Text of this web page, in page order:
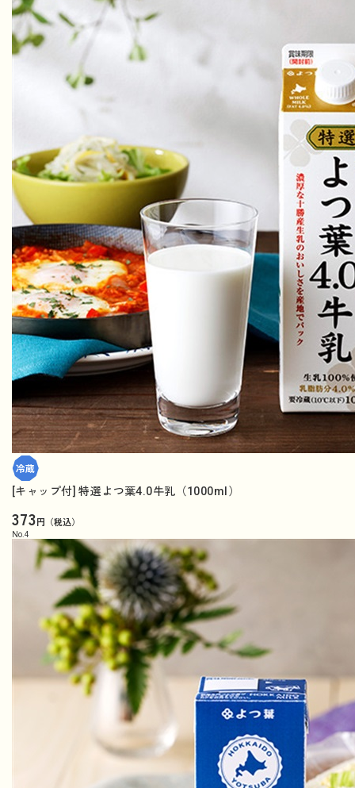
[キャップ付] 特選よつ葉4.0牛乳（1000ml）
373円（税込）
No. 4